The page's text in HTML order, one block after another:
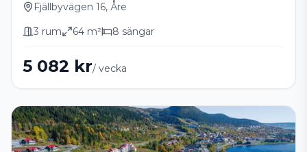
Fjällbyvägen 16, Åre
3 rum 64 m² 8 sängar
5 082 kr/ vecka